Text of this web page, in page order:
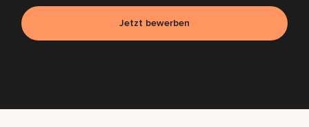
Jetzt bewerben